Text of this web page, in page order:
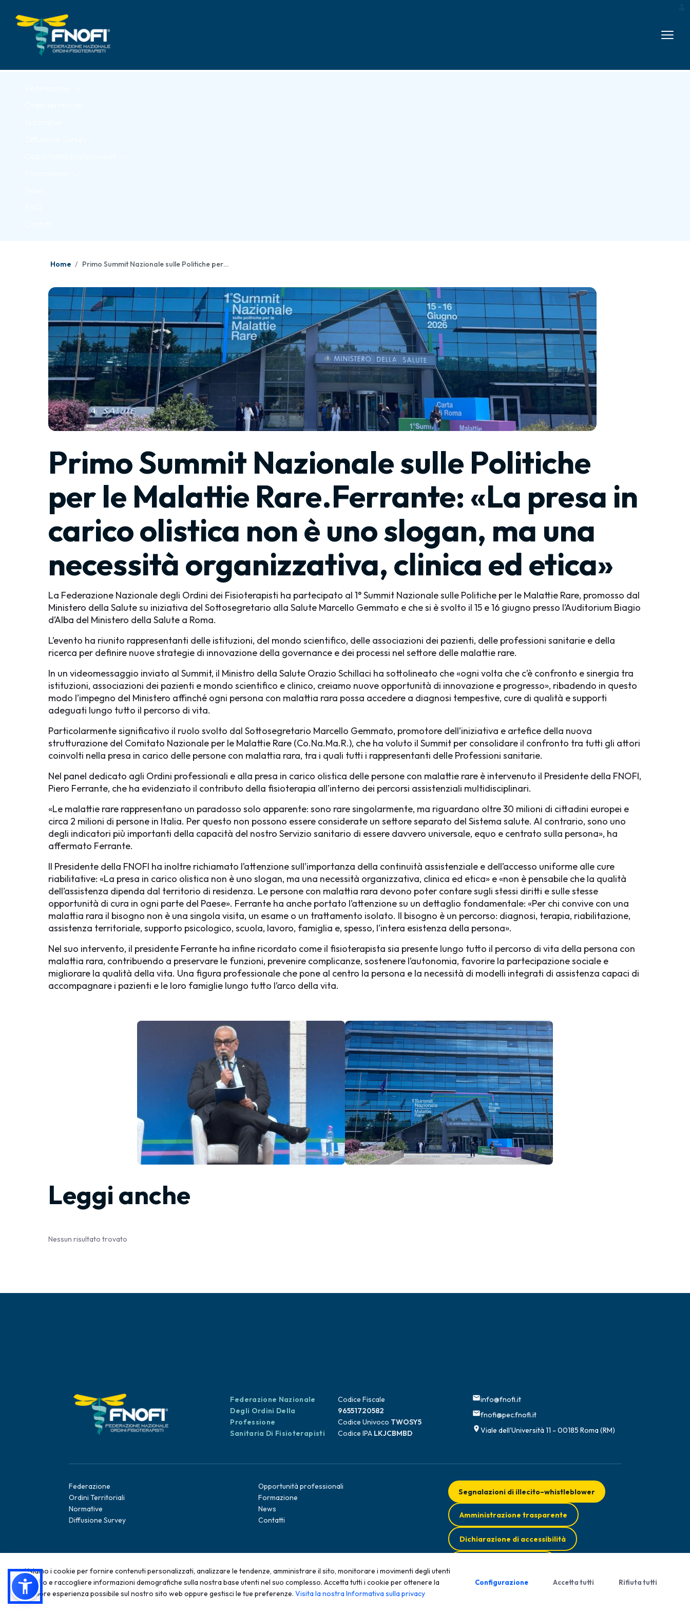
Home Primo Summit Nazionale sulle Politiche per le Malattie Rare.Ferrante: «La presa in carico olistica non è uno slogan, ma una necessità organizzativa, clinica ed etica»
Primo Summit Nazionale sulle Politiche
per le Malattie Rare.Ferrante: «La presa in
carico olistica non è uno slogan, ma una
necessità organizzativa, clinica ed etica»
La Federazione Nazionale degli Ordini dei Fisioterapisti ha partecipato al 1° Summit Nazionale sulle Politiche per le Malattie Rare, promosso dal
Ministero della Salute su iniziativa del Sottosegretario alla Salute Marcello Gemmato e che si è svolto il 15 e 16 giugno presso l’Auditorium Biagio
d’Alba del Ministero della Salute a Roma.
L’evento ha riunito rappresentanti delle istituzioni, del mondo scientifico, delle associazioni dei pazienti, delle professioni sanitarie e della
ricerca per definire nuove strategie di innovazione della governance e dei processi nel settore delle malattie rare.
In un videomessaggio inviato al Summit, il Ministro della Salute Orazio Schillaci ha sottolineato che «ogni volta che c’è confronto e sinergia tra
istituzioni, associazioni dei pazienti e mondo scientifico e clinico, creiamo nuove opportunità di innovazione e progresso», ribadendo in questo
modo l’impegno del Ministero affinché ogni persona con malattia rara possa accedere a diagnosi tempestive, cure di qualità e supporti
adeguati lungo tutto il percorso di vita.
Particolarmente significativo il ruolo svolto dal Sottosegretario Marcello Gemmato, promotore dell’iniziativa e artefice della nuova
strutturazione del Comitato Nazionale per le Malattie Rare (Co.Na.Ma.R.), che ha voluto il Summit per consolidare il confronto tra tutti gli attori
coinvolti nella presa in carico delle persone con malattia rara, tra i quali tutti i rappresentanti delle Professioni sanitarie.
Nel panel dedicato agli Ordini professionali e alla presa in carico olistica delle persone con malattie rare è intervenuto il Presidente della FNOFI,
Piero Ferrante, che ha evidenziato il contributo della fisioterapia all’interno dei percorsi assistenziali multidisciplinari.
«Le malattie rare rappresentano un paradosso solo apparente: sono rare singolarmente, ma riguardano oltre 30 milioni di cittadini europei e
circa 2 milioni di persone in Italia. Per questo non possono essere considerate un settore separato del Sistema salute. Al contrario, sono uno
degli indicatori più importanti della capacità del nostro Servizio sanitario di essere davvero universale, equo e centrato sulla persona», ha
affermato Ferrante.
Il Presidente della FNOFI ha inoltre richiamato l’attenzione sull’importanza della continuità assistenziale e dell’accesso uniforme alle cure
riabilitative: «La presa in carico olistica non è uno slogan, ma una necessità organizzativa, clinica ed etica» e «non è pensabile che la qualità
dell’assistenza dipenda dal territorio di residenza. Le persone con malattia rara devono poter contare sugli stessi diritti e sulle stesse
opportunità di cura in ogni parte del Paese». Ferrante ha anche portato l’attenzione su un dettaglio fondamentale: «Per chi convive con una
malattia rara il bisogno non è una singola visita, un esame o un trattamento isolato. Il bisogno è un percorso: diagnosi, terapia, riabilitazione,
assistenza territoriale, supporto psicologico, scuola, lavoro, famiglia e, spesso, l’intera esistenza della persona».
Nel suo intervento, il presidente Ferrante ha infine ricordato come il fisioterapista sia presente lungo tutto il percorso di vita della persona con
malattia rara, contribuendo a preservare le funzioni, prevenire complicanze, sostenere l’autonomia, favorire la partecipazione sociale e
migliorare la qualità della vita. Una figura professionale che pone al centro la persona e la necessità di modelli integrati di assistenza capaci di
accompagnare i pazienti e le loro famiglie lungo tutto l’arco della vita.
Leggi anche
Nessun risultato trovato
Federazione Nazionale
Degli Ordini Della
Professione
Sanitaria Di Fisioterapisti
Codice Fiscale
96551720582
Codice Univoco TWOSY5
Codice IPA LKJCBMBD
info@fnofi.it
fnofi@pec.fnofi.it
Viale dell'Università 11 - 00185 Roma (RM)
Federazione
Ordini Territoriali
Normative
Diffusione Survey
Opportunità professionali
Formazione
News
Contatti
Segnalazioni di illecito–whistleblower
Amministrazione trasparente
Dichiarazione di accessibilità
Usiamo i cookie per fornire contenuti personalizzati, analizzare le tendenze, amministrare il sito, monitorare i movimenti degli utenti
sul sito e raccogliere informazioni demografiche sulla nostra base utenti nel suo complesso. Accetta tutti i cookie per ottenere la
migliore esperienza possibile sul nostro sito web oppure gestisci le tue preferenze. Visita la nostra Informativa sulla privacy
Configurazione Accetta tutti Rifiuta tutti